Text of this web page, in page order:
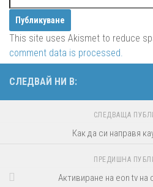
This site uses Akismet to reduce
comment data is processed.
СЛЕДВАЙ НИ В:
СЛЕДВАЩА
Как да си направя
ПРЕДИШНА
Активиране на eon tv на